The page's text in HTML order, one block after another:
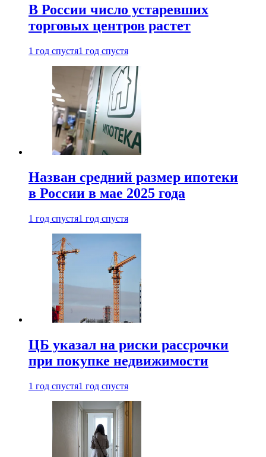
В России число устаревших
торговых центров растет
1 год спустя1 год спустя
Назван средний размер ипотеки
в России в мае 2025 года
1 год спустя1 год спустя
ЦБ указал на риски рассрочки
при покупке недвижимости
1 год спустя1 год спустя